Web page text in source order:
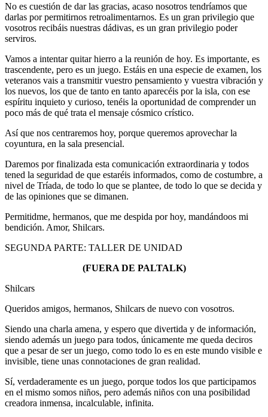
No es cuestión de dar las gracias, acaso nosotros tendríamos que
darlas por permitirnos retroalimentarnos. Es un gran privilegio que
vosotros recibáis nuestras dádivas, es un gran privilegio poder
serviros.
Vamos a intentar quitar hierro a la reunión de hoy. Es importante, es
trascendente, pero es un juego. Estáis en una especie de examen, los
veteranos vais a transmitir vuestro pensamiento y vuestra vibración y
los nuevos, los que de tanto en tanto aparecéis por la isla, con ese
espíritu inquieto y curioso, tenéis la oportunidad de comprender un
poco más de qué trata el mensaje cósmico crístico.
Así que nos centraremos hoy, porque queremos aprovechar la
coyuntura, en la sala presencial.
Daremos por finalizada esta comunicación extraordinaria y todos
tened la seguridad de que estaréis informados, como de costumbre, a
nivel de Tríada, de todo lo que se plantee, de todo lo que se decida y
de las opiniones que se dimanen.
Permitidme, hermanos, que me despida por hoy, mandándoos mi
bendición. Amor, Shilcars.
SEGUNDA PARTE: TALLER DE UNIDAD
(FUERA DE PALTALK)
Shilcars
Queridos amigos, hermanos, Shilcars de nuevo con vosotros.
Siendo una charla amena, y espero que divertida y de información,
siendo además un juego para todos, únicamente me queda deciros
que a pesar de ser un juego, como todo lo es en este mundo visible e
invisible, tiene unas connotaciones de gran realidad.
Sí, verdaderamente es un juego, porque todos los que participamos
en el mismo somos niños, pero además niños con una posibilidad
creadora inmensa, incalculable, infinita.